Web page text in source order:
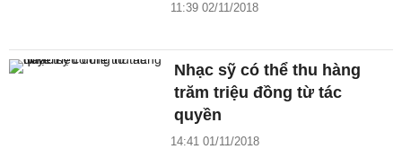
11:39 02/11/2018
Nhạc sỹ có thể thu hàng
trăm triệu đồng từ tác
quyền
14:41 01/11/2018